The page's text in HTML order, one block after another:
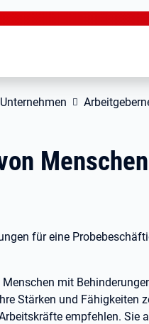
Unternehmen
für eine
mit
Stärken und Fähigkeiten
empfehlen. Sie